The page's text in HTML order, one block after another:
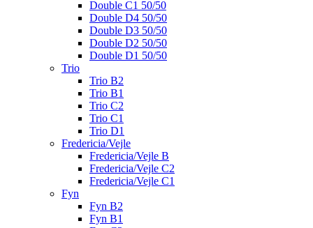
Double C1 50/50
Double D4 50/50
Double D3 50/50
Double D2 50/50
Double D1 50/50
Trio
Trio B2
Trio B1
Trio C2
Trio C1
Trio D1
Fredericia/Vejle
Fredericia/Vejle B
Fredericia/Vejle C2
Fredericia/Vejle C1
Fyn
Fyn B2
Fyn B1